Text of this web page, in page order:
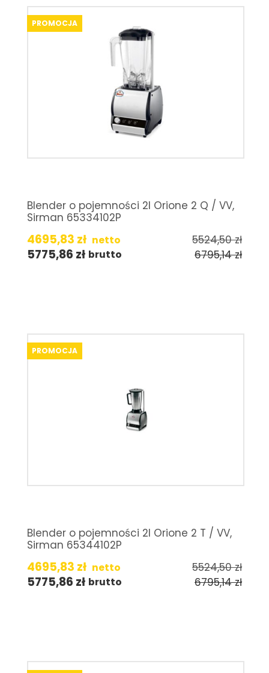
PROMOCJA
Blender o pojemności 2l Orione 2 Q / VV,
Sirman 65334102P
4695,83 zł netto 5524,50zł
5775,86 zł brutto 6795,14zł
PROMOCJA
Blender o pojemności 2l Orione 2 T / VV,
Sirman 65344102P
4695,83 zł netto 5524,50zł
5775,86 zł brutto 6795,14zł